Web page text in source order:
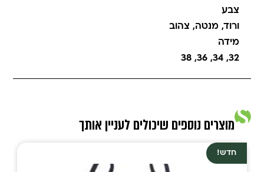
צבע
ורוד, מנטה, צהוב
מידה
32
,
34
,
36
,
38
מוצרים נוספים שיכולים לעניין אותך
חדש!